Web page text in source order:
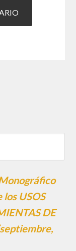
USOS
DE